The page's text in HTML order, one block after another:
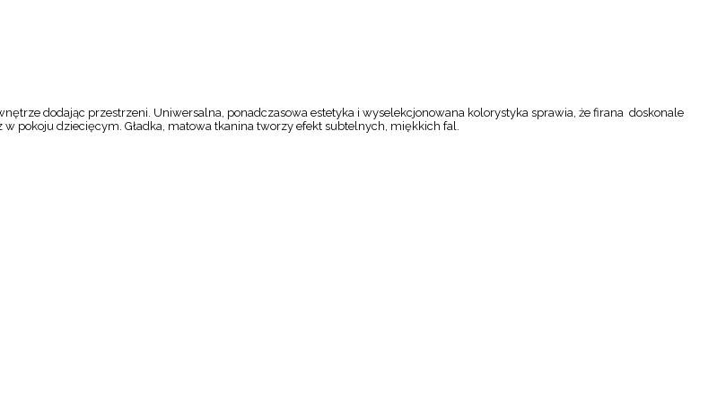
dodając przestrzeni. Uniwersalna, ponadczasowa estetyka i wyselekcjonowana kolorystyka sprawia, że firana doskonale
pokoju dziecięcym. Gładka, matowa tkanina tworzy efekt subtelnych, miękkich fal.